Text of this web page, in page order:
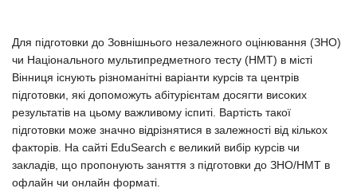
Для підготовки до Зовнішнього незалежного оцінювання (ЗНО)
чи Національного мультипредметного тесту (НМТ) в місті
Вінниця існують різноманітні варіанти курсів та центрів
підготовки, які допоможуть абітурієнтам досягти високих
результатів на цьому важливому іспиті. Вартість такої
підготовки може значно відрізнятися в залежності від кількох
факторів. На сайті EduSearch є великий вибір курсів чи
закладів, що пропонують заняття з підготовки до ЗНО/НМТ в
офлайн чи онлайн форматі.